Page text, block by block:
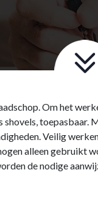
Om het
toepasbaar.
Veilig
alleen gebruikt
de nodige